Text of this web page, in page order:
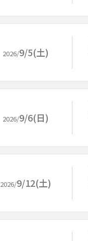
2026/9/5(土)
2026/9/6(日)
2026/9/12(土)